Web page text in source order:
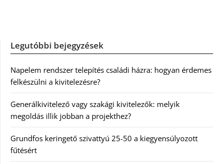
Legutóbbi bejegyzések
Napelem rendszer telepítés családi házra: hogyan érdemes
felkészülni a kivitelezésre?
Generálkivitelező vagy szakági kivitelezők: melyik
megoldás illik jobban a projekthez?
Grundfos keringető szivattyú 25-50 a kiegyensúlyozott
fűtésért